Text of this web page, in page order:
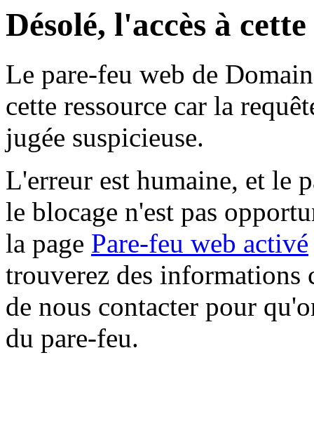
Désolé, l'accès à
Le pare-feu web de
cette ressource car la
jugée suspicieuse.
L'erreur est humaine, et le
le blocage n'est pas
la page Pare-feu web activé
trouverez des informations
de nous contacter pour
du pare-feu.